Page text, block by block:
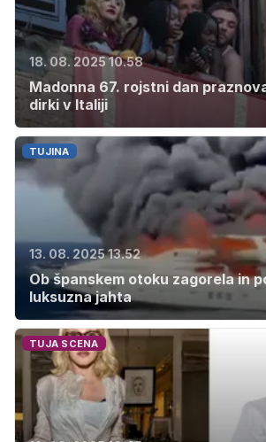
18. 08. 2025 10.58
Madonna 67. rojstni dan
dirki v Italiji
TUJINA
13. 08. 2025 13.52
Ob španskem otoku zagorela in
luksuzna jahta
TUJA SCENA